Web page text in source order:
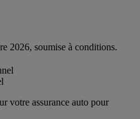
2026, soumise à conditions.
votre assurance auto pour